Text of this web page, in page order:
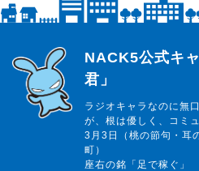
らじっと君
NACK5公式キ
君」
ラジオキャラなのに無
が、根は優しく、コミ
3月3日（桃の節句・耳
町）
座右の銘「足で稼ぐ」